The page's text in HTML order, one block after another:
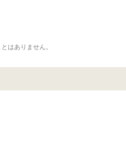
はありません。